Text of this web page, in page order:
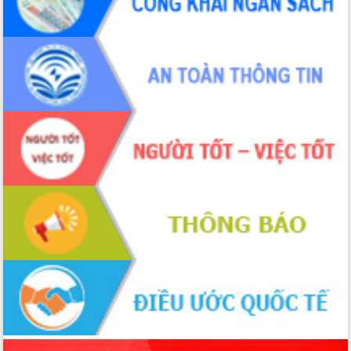
món ăn từ sầu riêng
Đắk Lắk công bố Quy hoạch và xúc
tiến đầu tư tỉnh
Ngành cá ngừ Đắk Lắk chủ động thích
ứng để giữ vững thị trường xuất khẩu
Diễn đàn Kinh tế tư nhân Việt Nam đột
phá cơ chế - Hợp tác công tư
Đề án 06 tạo bước ngoặt đột phá trong
cải cách hành chính tỉnh Đắk Lắk
Kết nối tour, đẩy mạnh chuyển đổi số
để phát triển du lịch Đắk Lắk
Khởi động Dự án Đầu tư xây dựng hạ
tầng kỹ thuật Cụm công nghiệp Tân
Tiến
Gặp mặt các cơ quan báo chí nhân Kỷ
niệm 101 năm Ngày Báo chí Cách
mạng Việt Nam
Đắk Lắk sơ kết 4 năm triển khai thực
hiện Đề án 06 của Chính phủ
Họp báo thông tin về Hội nghị Công bố